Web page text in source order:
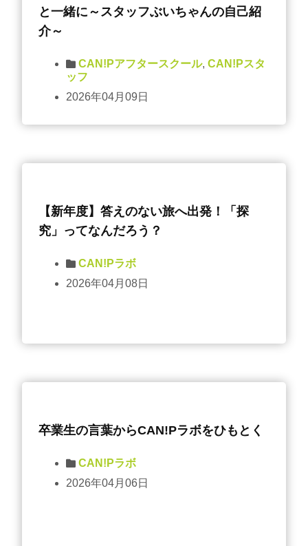
と一緒に～スタッフぶいちゃんの自己紹
介～
CAN!Pアフタースクール, CAN!Pスタ
ッフ
2026年04月09日
【新年度】答えのない旅へ出発！「探
究」ってなんだろう？
CAN!Pラボ
2026年04月08日
卒業生の言葉からCAN!Pラボをひもとく
CAN!Pラボ
2026年04月06日